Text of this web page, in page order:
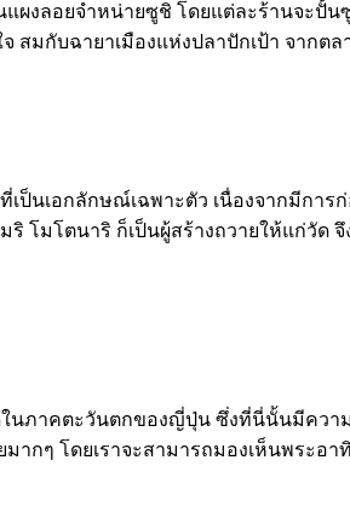
งลอยจำหน่ายซูชิ โดยแต่ละร้านจะปั้
สมกับฉายาเมืองแห่งปลาปักเป้า จากตล
เป็นเอกลักษณ์เฉพาะตัว เนื่องจากมีก
โมโตนาริ ก็เป็นผู้สร้างถวายให้แก่วั
นภาคตะวันตกของญี่ปุ่น ซึ่งที่นี่นั้นมีคว
ากๆ โดยเราจะสามารถมองเห็นพระ